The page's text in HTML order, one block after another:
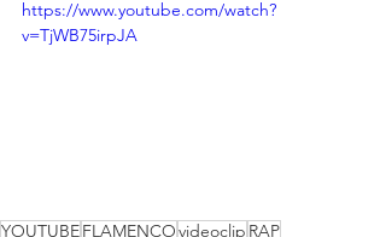
https://www.youtube.com/watch?
v=TjWB75irpJA
YOUTUBEFLAMENCOvideoclip RAP